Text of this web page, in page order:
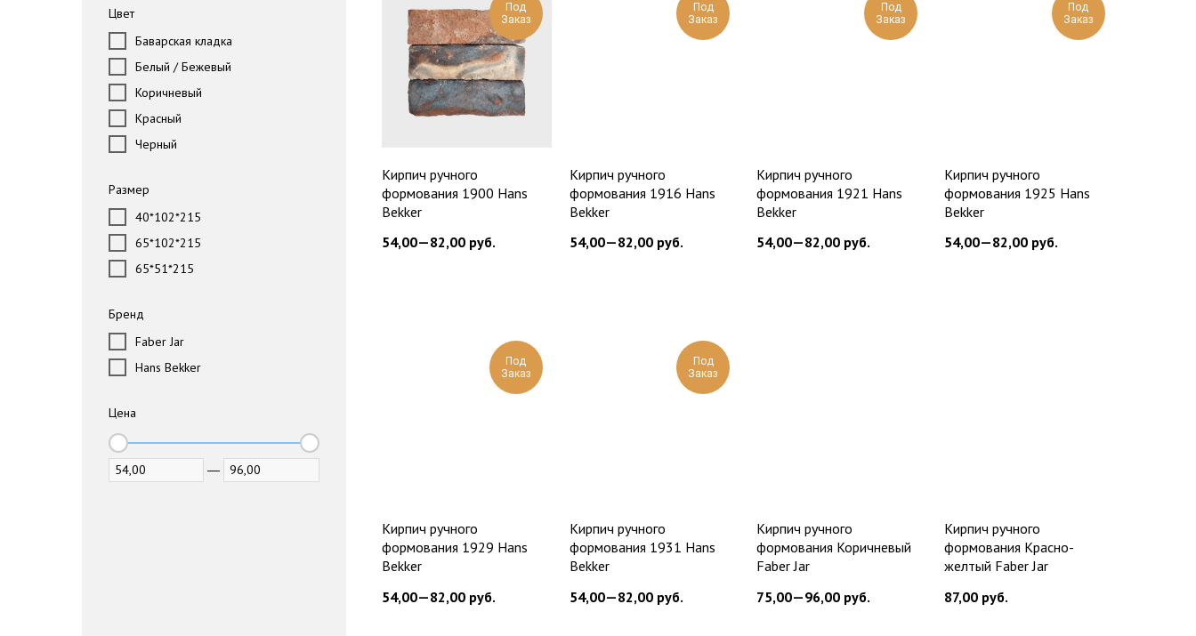
Цвет
Баварская кладка
Белый / Бежевый
Коричневый
Красный
Черный
Размер
40*102*215
65*102*215
65*51*215
Бренд
Faber Jar
Hans Bekker
Цена
—
Под
Заказ
Кирпич ручного
формования 1900 Hans
Bekker
54,00—82,00 руб.
Под
Заказ
Кирпич ручного
формования 1916 Hans
Bekker
54,00—82,00 руб.
Под
Заказ
Кирпич ручного
формования 1921 Hans
Bekker
54,00—82,00 руб.
Под
Заказ
Кирпич ручного
формования 1925 Hans
Bekker
54,00—82,00 руб.
Под
Заказ
Кирпич ручного
формования 1929 Hans
Bekker
54,00—82,00 руб.
Под
Заказ
Кирпич ручного
формования 1931 Hans
Bekker
54,00—82,00 руб.
Кирпич ручного
формования Коричневый
Faber Jar
75,00—96,00 руб.
Кирпич ручного
формования Красно-
желтый Faber Jar
87,00 руб.